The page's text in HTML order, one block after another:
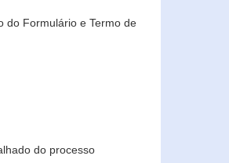
do Formulário e Termo de
do processo